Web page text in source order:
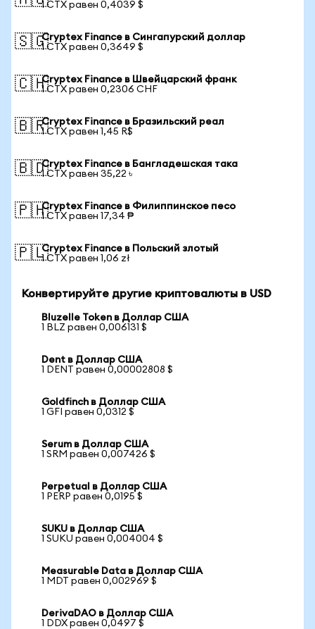
1 CTX равен 0,4039 $
🇸🇬Cryptex Finance в Сингапурский доллар
1 CTX равен 0,3649 $
🇨🇭Cryptex Finance в Швейцарский франк
1 CTX равен 0,2306 CHF
🇧🇷Cryptex Finance в Бразильский реал
1 CTX равен 1,45 R$
🇧🇩Cryptex Finance в Бангладешская така
1 CTX равен 35,22 ৳
🇵🇭Cryptex Finance в Филиппинское песо
1 CTX равен 17,34 ₱
🇵🇱Cryptex Finance в Польский злотый
1 CTX равен 1,06 zł
Конвертируйте другие криптовалюты в USD
Bluzelle Token в Доллар США
1 BLZ равен 0,006131 $
Dent в Доллар США
1 DENT равен 0,00002808 $
Goldfinch в Доллар США
1 GFI равен 0,0312 $
Serum в Доллар США
1 SRM равен 0,007426 $
Perpetual в Доллар США
1 PERP равен 0,0195 $
SUKU в Доллар США
1 SUKU равен 0,004004 $
Measurable Data в Доллар США
1 MDT равен 0,002969 $
DerivaDAO в Доллар США
1 DDX равен 0,0497 $